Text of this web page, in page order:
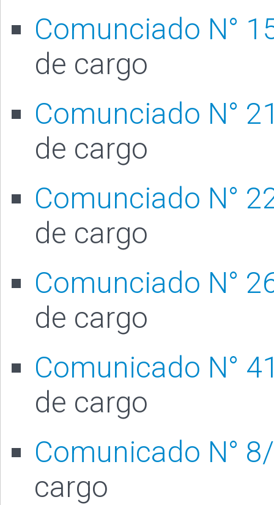
Comunciado N°
de cargo
Comunciado N°
de cargo
Comunciado N°
de cargo
Comunciado N°
de cargo
Comunicado N°
de cargo
Comunicado N°
cargo